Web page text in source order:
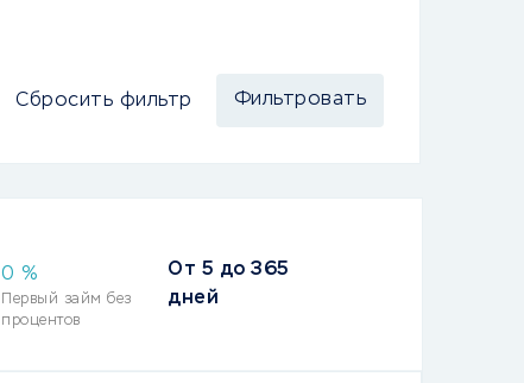
Сбросить фильтр
0 %
Первый займ без
процентов
От 5 до 365
дней